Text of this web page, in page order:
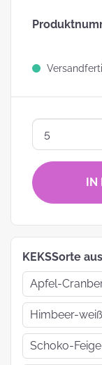
IN
KEKSSorte
Apfel-
Himbeer-
Schoko-